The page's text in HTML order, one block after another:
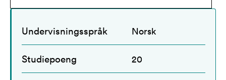
Undervisningsspråk Norsk
Studiepoeng 20